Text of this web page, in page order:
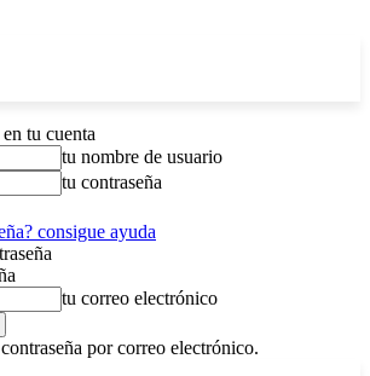
tu cuenta
tu nombre de usuario
tu contraseña
consigue ayuda
tu correo electrónico
por correo electrónico.